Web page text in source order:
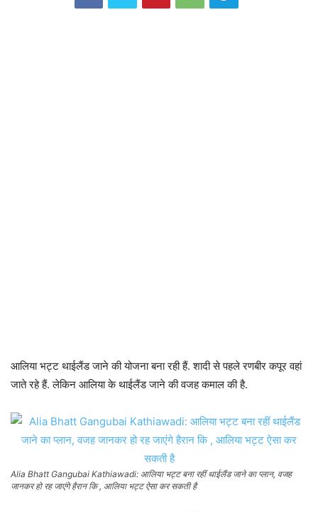
आलिया भट्ट थाईलैंड जाने की योजना बना रही हैं. शादी से पहले रणबीर कपूर वहां
जाते रहे हैं. लेकिन आलिया के थाईलैंड जाने की वजह कमाल की है.
Alia Bhatt Gangubai Kathiawadi: आलिया भट्ट बना रहीं थाईलैंड जाने का प्लान, वजह
जानकर हो रह जाएंगे हैरान कि , आलिया भट्ट ऐसा कर सकती है